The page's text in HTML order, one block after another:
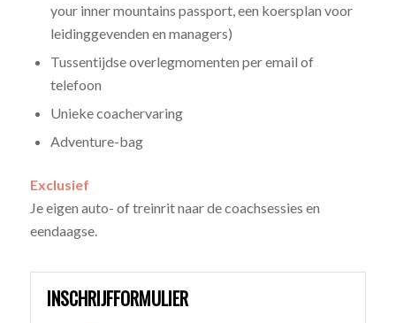
your inner mountains passport, een koersplan voor
leidinggevenden en managers)
Tussentijdse overlegmomenten per email of
telefoon
Unieke coachervaring
Adventure-bag
Exclusief
Je eigen auto- of treinrit naar de coachsessies en
eendaagse.
INSCHRIJFFORMULIER